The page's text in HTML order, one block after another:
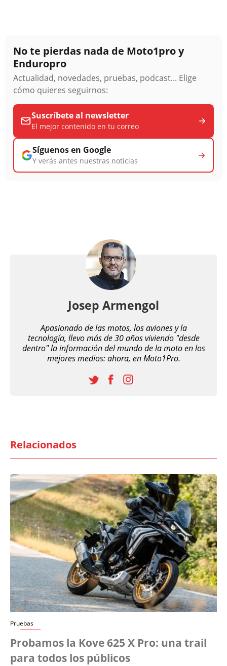
No te pierdas nada de Moto1pro y
Enduropro
Actualidad, novedades, pruebas, podcast... Elige
cómo quieres seguirnos:
Suscríbete al newsletter
El mejor contenido en tu correo
Síguenos en Google
Y verás antes nuestras noticias
Josep Armengol
Apasionado de las motos, los aviones y la
tecnología, llevo más de 30 años viviendo "desde
dentro" la información del mundo de la moto en los
mejores medios: ahora, en Moto1Pro.
Relacionados
Pruebas
Probamos la Kove 625 X Pro: una trail
para todos los públicos